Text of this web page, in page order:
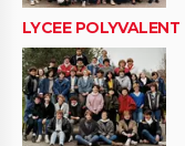
LYCEE POLYVALENT